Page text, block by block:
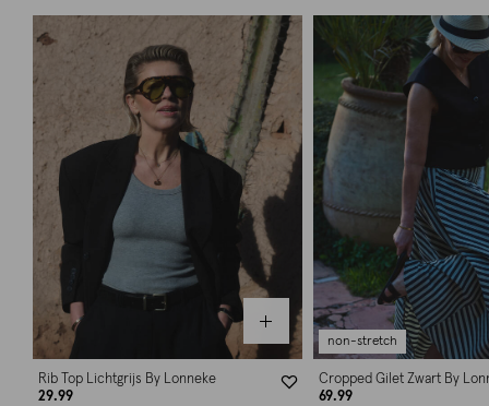
Rib Top Lichtgrijs By Lonneke
29.99
non-stretch
Cropped Gilet Zwart By
69.99